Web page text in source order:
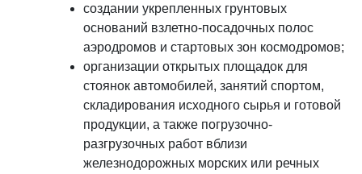
создании укрепленных грунтовых
оснований взлетно-посадочных полос
аэродромов и стартовых зон космодромов;
организации открытых площадок для
стоянок автомобилей, занятий спортом,
складирования исходного сырья и готовой
продукции, а также погрузочно-
разгрузочных работ вблизи
железнодорожных морских или речных